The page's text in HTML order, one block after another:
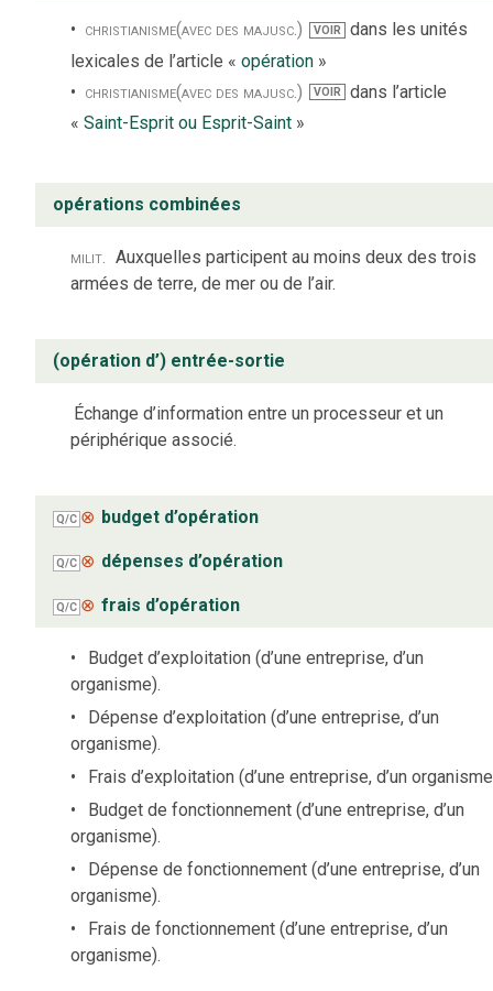
christianisme(avec des majusc.) VOIR dans les unités
lexicales de l’article « opération »
christianisme(avec des majusc.) VOIR
dans l’article
« Saint-Esprit ou Esprit-Saint »
opérations combinées
milit. Auxquelles participent au moins deux des trois
armées de terre, de mer ou de l’air.
(opération d’) entrée-sortie
Échange d’information entre un processeur et un
périphérique associé.
Q/C ⊗ budget d’opération
Q/C ⊗ dépenses d’opération
Q/C ⊗ frais d’opération
Budget d’exploitation (d’une entreprise, d’un
organisme).
Dépense d’exploitation (d’une entreprise, d’un
organisme).
Frais d’exploitation (d’une entreprise, d’un
Budget de fonctionnement (d’une entreprise, d’un
organisme).
Dépense de fonctionnement (d’une entreprise, d’un
organisme).
Frais de fonctionnement (d’une entreprise, d’un
organisme).